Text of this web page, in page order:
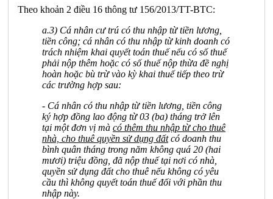
Theo khoản 2 điều 16 thông tư 156/2013/TT-BTC:
a.3) Cá nhân cư trú có thu nhập từ tiền lương,
tiền công; cá nhân có thu nhập từ kinh doanh có
trách nhiệm khai quyết toán thuế nếu có số thuế
phải nộp thêm hoặc có số thuế nộp thừa đề nghị
hoàn hoặc bù trừ vào kỳ khai thuế tiếp theo trừ
các trường hợp sau:
- Cá nhân có thu nhập từ tiền lương, tiền công
ký hợp đồng lao động từ 03 (ba) tháng trở lên
tại một đơn vị mà có thêm thu nhập từ cho thuê
nhà, cho thuê quyền sử dụng đấtcó doanh thu
bình quân tháng trong năm không quá 20 (hai
mươi) triệu đồng, đã nộp thuế tại nơi có nhà,
quyền sử dụng đất cho thuê nếu không có yêu
cầu thì không quyết toán thuế đối với phần thu
nhập này.